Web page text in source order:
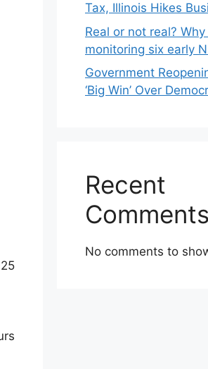
Tax, Illinois Hikes
Real or not real? Why
monitoring six early
Government
‘Big Win’ Over
Recent
Comments
No comments to